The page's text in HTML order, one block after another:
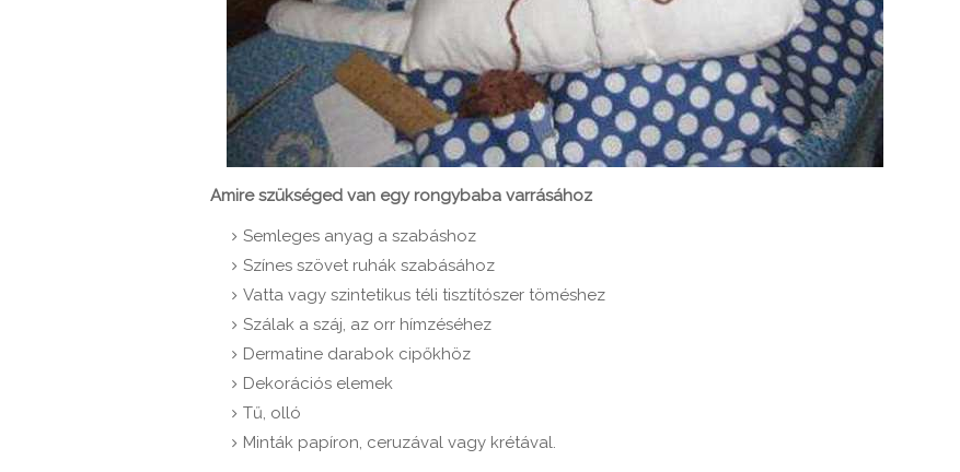
Amire szükséged van egy rongybaba varrásához
Semleges anyag a szabáshoz
Színes szövet ruhák szabásához
Vatta vagy szintetikus téli tisztítószer töméshez
Szálak a száj, az orr hímzéséhez
Dermatine darabok cipőkhöz
Dekorációs elemek
Tű, olló
Minták papíron, ceruzával vagy krétával.